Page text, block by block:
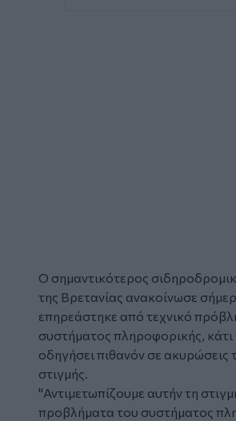
Ο σημαντικότερος
της Βρετανίας ανακοίνωσε
επηρεάστηκε από τεχνικό
συστήματος πληροφορικής, κάτι
οδηγήσει πιθανόν σε ακυρώσεις
στιγμής.
"Αντιμετωπίζουμε αυτήν τη
προβλήματα του συστήματος